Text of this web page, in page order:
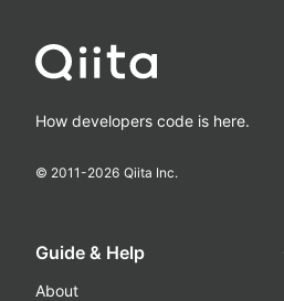
How developers code is here.
© 2011-2026 Qiita Inc.
Guide & Help
About